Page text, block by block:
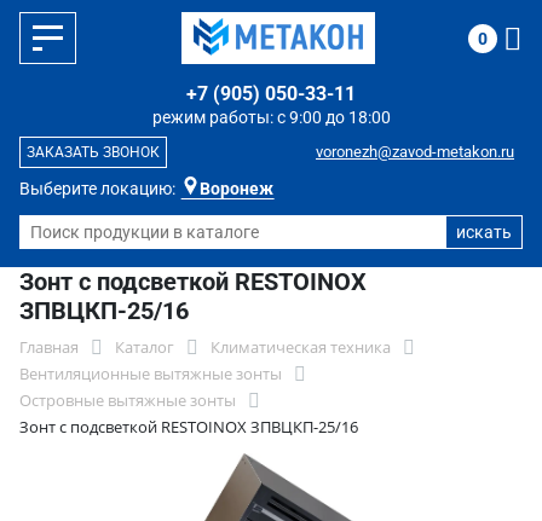
Выберите локацию: Воронеж
режим работы: с 9:00 до 18:00
+7 (905) 050-33-11
voronezh@zavod-metakon.ru
ЗАКАЗАТЬ ЗВОНОК
0
Зонт с подсветкой RESTOINOX
ЗПВЦКП-25/16
Главная Каталог
Климатическая техника
Вентиляционные вытяжные зонты
Островные вытяжные зонты
Зонт с подсветкой RESTOINOX ЗПВЦКП-25/16